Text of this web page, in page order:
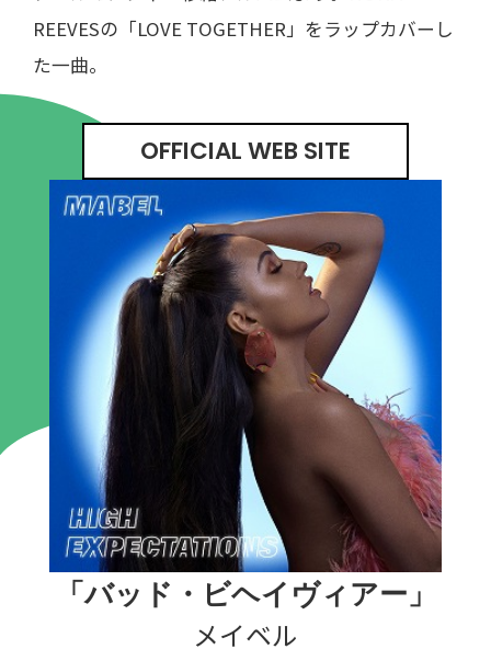
REEVESの「LOVE TOGETHER」をラップカバーし
た一曲。
OFFICIAL WEB SITE
「バッド・ビヘイヴィアー」
メイベル